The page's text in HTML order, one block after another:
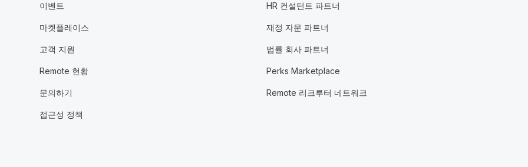
이벤트
마켓플레이스
고객 지원
Remote 현황
문의하기
접근성 정책
HR 컨설턴트 파트너
재정 자문 파트너
법률 회사 파트너
Perks Marketplace
Remote 리크루터 네트워크